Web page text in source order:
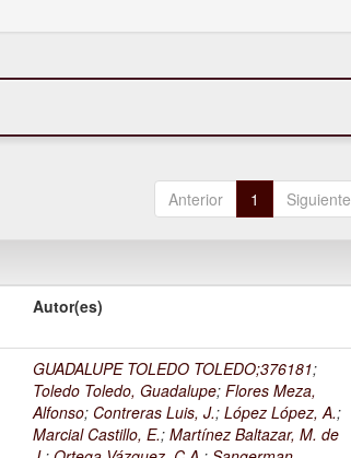
Anterior 1 Siguiente
Autor(es)
GUADALUPE TOLEDO TOLEDO;376181;
Toledo Toledo, Guadalupe;Flores Meza,
Alfonso; Contreras Luis, J.;López López, A.;
Marcial Castillo, E.;Martínez Baltazar, M. de